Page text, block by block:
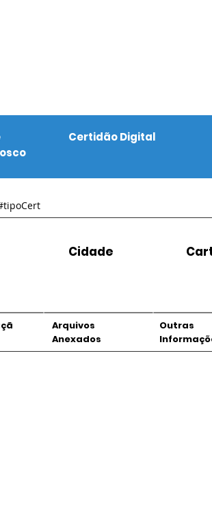
Certidão Digital
Cidade
Arquivos
Anexados
Outras